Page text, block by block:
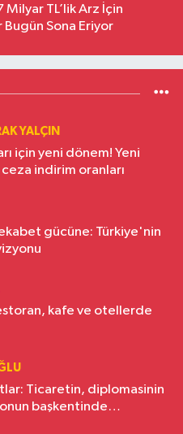
Milyar TL’lik Arz İçin
Bugün Sona Eriyor
YALÇIN
için yeni dönem! Yeni
indirim oranları
gücüne: Türkiye'nin
kafe ve otellerde
Ticaretin, diplomasinin
başkentinde